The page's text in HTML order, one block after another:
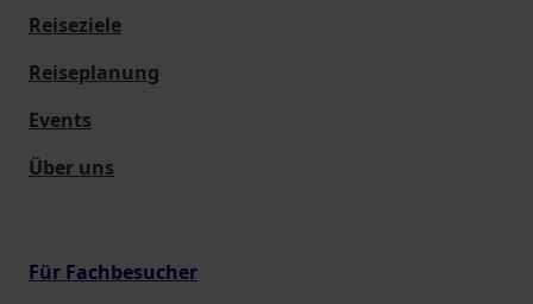
Reiseziele
Reiseplanung
Events
Über uns
Für Fachbesucher